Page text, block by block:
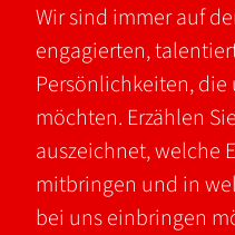
Wir sind immer auf
engagierten,
Persönlichkeiten, die
möchten. Erzählen
auszeichnet, welche
mitbringen und in
bei uns einbringen